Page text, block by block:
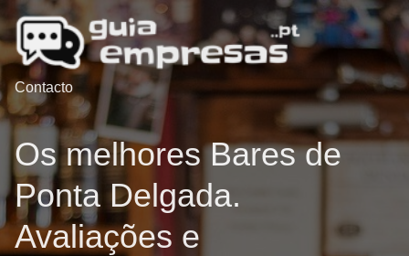
Contacto
Os melhores Bares de
Ponta Delgada.
Avaliações e